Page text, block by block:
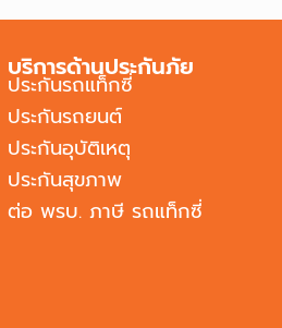
บริการด้านประกันภัย
ประกันรถแท็กซี่
ประกันรถยนต์
ประกันอุบัติเหตุ
ประกันสุขภาพ
ต่อ พรบ. ภาษี รถแท็กซี่